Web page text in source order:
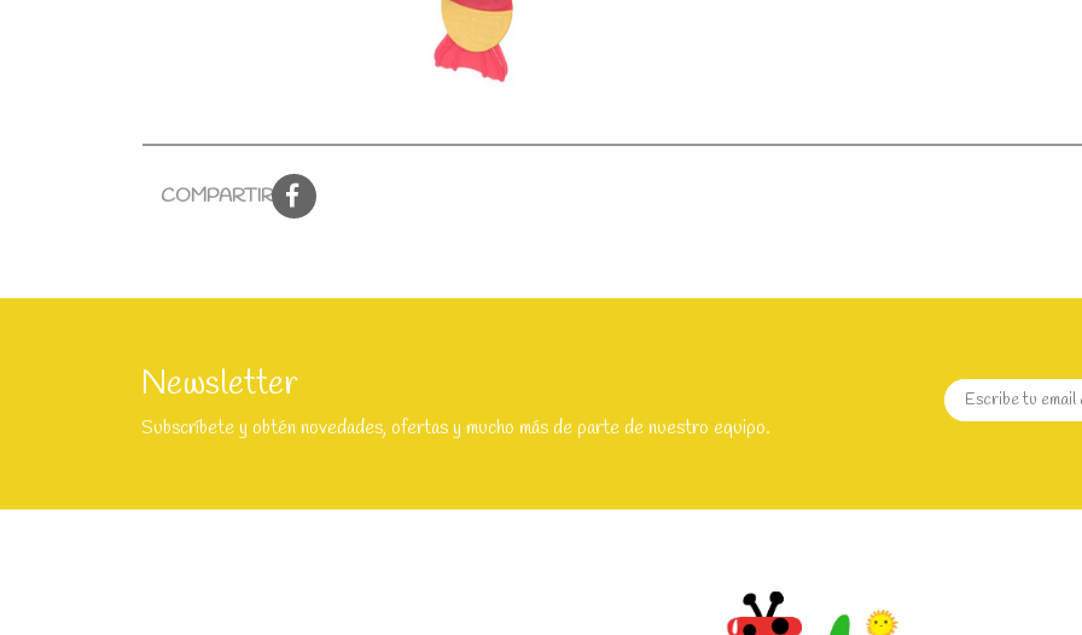
COMPARTIR:
Newsletter
Subscríbete y obtén novedades, ofertas y mucho más de parte de nuestro equipo.